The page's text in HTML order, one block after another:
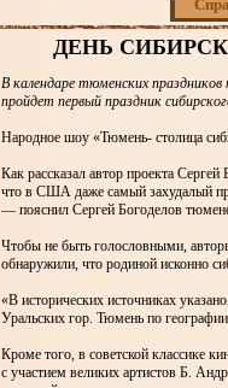
ДЕНЬ
В календаре тюменских
пройдет первый праздник
Народное шоу «Тюмень- столица
Как рассказал автор проекта
что в США даже самый захудалый
— пояснил Сергей Богоделов
Чтобы не быть голословными,
обнаружили, что родиной исконно
«В исторических источниках
Уральских гор. Тюмень по
Кроме того, в советской классике
с участием великих артистов Б.